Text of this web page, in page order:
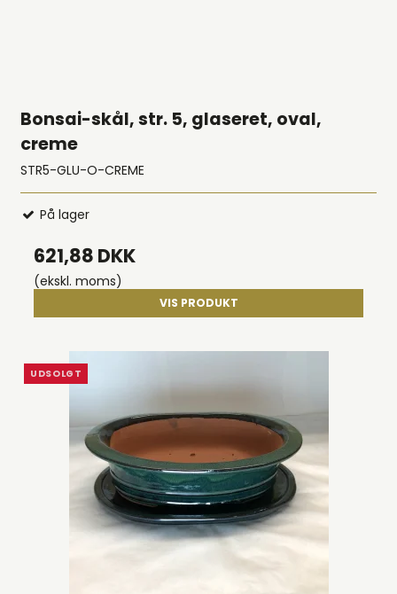
Bonsai-skål, str. 5, glaseret, oval,
creme
STR5-GLU-O-CREME
På lager
621,88 DKK
(ekskl. moms)
VIS PRODUKT
UDSOLGT